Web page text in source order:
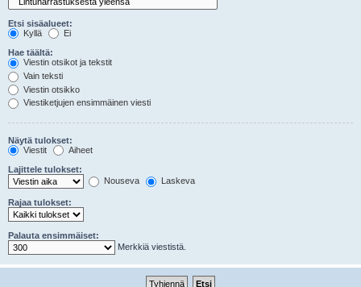
Etsi sisäalueet:
Kyllä
Ei
Hae täältä:
Viestin otsikot ja tekstit
Vain teksti
Viestin otsikko
Viestiketjujen ensimmäinen viesti
Näytä tulokset:
Viestit
Aiheet
Lajittele tulokset:
Nouseva
Laskeva
Rajaa tulokset:
Palauta ensimmäiset:
Merkkiä viestistä.